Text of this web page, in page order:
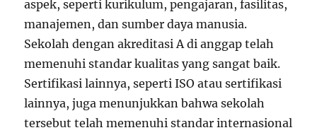
aspek, seperti kurikulum, pengajaran, fasilitas,
manajemen, dan sumber daya manusia.
Sekolah dengan akreditasi A di anggap telah
memenuhi standar kualitas yang sangat baik.
Sertifikasi lainnya, seperti ISO atau sertifikasi
lainnya, juga menunjukkan bahwa sekolah
tersebut telah memenuhi standar internasional